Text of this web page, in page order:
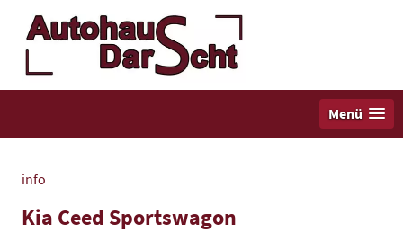
Menü
info
Kia Ceed Sportswagon